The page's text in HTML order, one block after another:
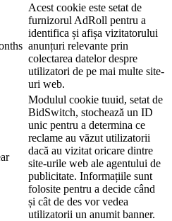
Acest cookie este setat de
furnizorul AdRoll pentru a
identifica și afișa vizitatorului
anunțuri relevante prin
colectarea datelor despre
utilizatori de pe mai multe site-
uri web.
Modulul cookie tuuid, setat de
BidSwitch, stochează un ID
unic pentru a determina ce
reclame au văzut utilizatorii
dacă au vizitat oricare dintre
site-urile web ale agentului de
publicitate. Informațiile sunt
folosite pentru a decide când
și cât de des vor vedea
utilizatorii un anumit banner.